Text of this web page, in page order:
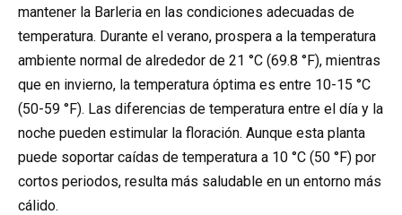
mantener la Barleria en las condiciones adecuadas de
temperatura. Durante el verano, prospera a la temperatura
ambiente normal de alrededor de 21 °C (69.8 °F), mientras
que en invierno, la temperatura óptima es entre 10-15 °C
(50-59 °F). Las diferencias de temperatura entre el día y la
noche pueden estimular la floración. Aunque esta planta
puede soportar caídas de temperatura a 10 °C (50 °F) por
cortos periodos, resulta más saludable en un entorno más
cálido.